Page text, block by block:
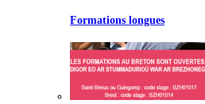
Formations longues